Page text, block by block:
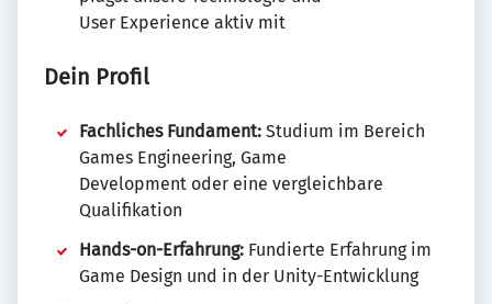
User Experience aktiv mit
Dein Profil
Fachliches Fundament: Studium im Bereich
Games Engineering, Game
Development oder eine vergleichbare
Qualifikation
Hands-on-Erfahrung: Fundierte Erfahrung im
Game Design und in der Unity-Entwicklung